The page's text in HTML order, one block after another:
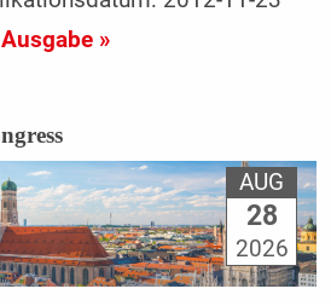
»
AUG
28
2026